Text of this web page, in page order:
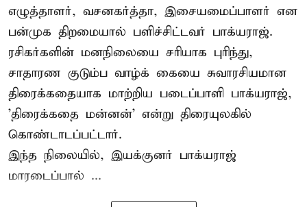
எழுத்தாளர், வசனகர்த்தா, இசையமைப்பாளர் என
பன்முக திறமையால் பளிச்சிட்டவர் பாக்யராஜ்.
ரசிகர்களின் மனநிலையை சரியாக புரிந்து,
சாதாரண குடும்ப வாழ்க் கையை சுவாரசியமான
திரைக்கதையாக மாற்றிய படைப்பாளி பாக்யராஜ்,
'திரைக்கதை மன்னன்' என்று திரையுலகில்
கொண்டாடப்பட்டார்.
இந்த நிலையில், இயக்குனர் பாக்யராஜ்
மாரடைப்பால் ...